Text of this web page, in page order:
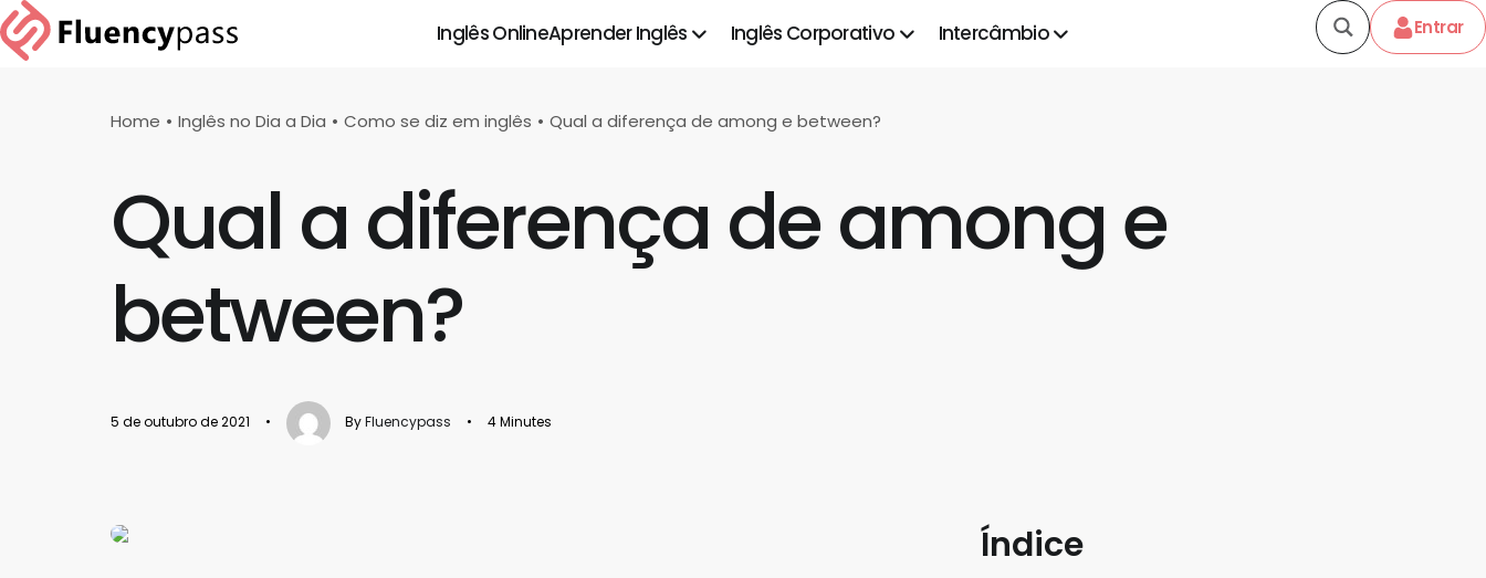
Inglês OnlineAprender Inglês Inglês Corporativo Intercâmbio Entrar
Home Inglês no Dia a Dia Como se diz em inglês Qual a diferença de among e between?
Qual a diferença de among e
between?
5 de outubro de 2021 • ByFluencypass • 4 Minutes
Índice